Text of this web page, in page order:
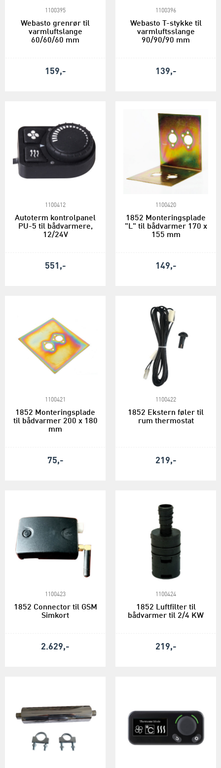
1100395
Webasto grenrør til
varmluftslange
60/60/60 mm
159,-
1100396
Webasto T-stykke til
varmluftsslange
90/90/90 mm
139,-
1100412
Autoterm kontrolpanel
PU-5 til bådvarmere,
12/24V
551,-
1100420
1852 Monteringsplade
"L" til bådvarmer 170 x
155 mm
149,-
1100421
1852 Monteringsplade
til bådvarmer 200 x 180
mm
75,-
1100422
1852 Ekstern føler til
rum thermostat
219,-
1100423
1852 Connector til GSM
Simkort
2.629,-
1100424
1852 Luftfilter til
bådvarmer til 2/4 KW
219,-